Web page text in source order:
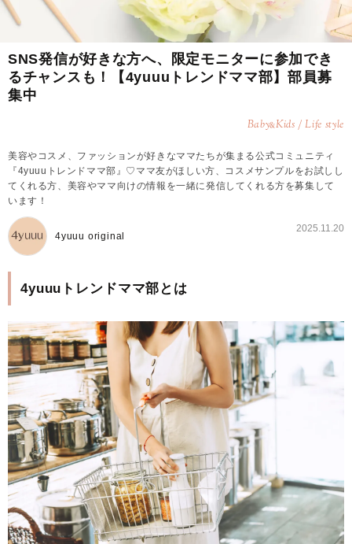
SNS発信が好きな方へ、限定モニターに参加でき
るチャンスも！【4yuuuトレンドママ部】部員募
集中
Baby&Kids / Life style
美容やコスメ、ファッションが好きなママたちが集まる公式コミュニティ
『4yuuuトレンドママ部』♡ママ友がほしい方、コスメサンプルをお試しし
てくれる方、美容やママ向けの情報を一緒に発信してくれる方を募集して
います！
4yuuu original
2025.11.20
4yuuuトレンドママ部とは